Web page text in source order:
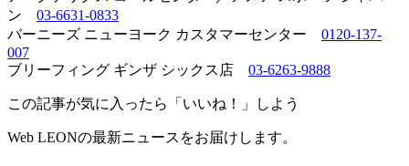
ン 03-6631-0833
バーニーズ ニューヨーク カスタマーセンター 0120-137-
007
ブリーフィング ギンザ シックス店 03-6263-9888
この記事が気に入ったら「いいね！」しよう
Web LEONの最新ニュースをお届けします。